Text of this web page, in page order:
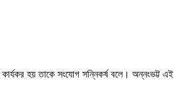
কার্যকর হয় তাকে সংযোগ সন্নিকর্ষ বলে। অন্নংভট্ট এই